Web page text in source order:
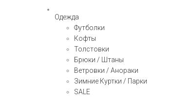
Одежда
Футболки
Кофты
Толстовки
Брюки / Штаны
Ветровки / Анораки
Зимние Куртки / Парки
SALE